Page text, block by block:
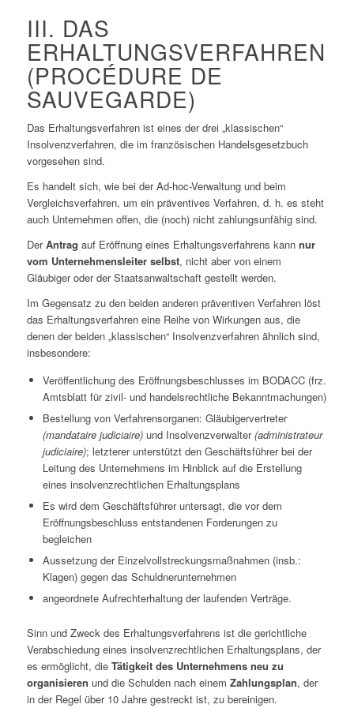
III. DAS
ERHALTUNGSVERFAHREN
(PROCÉDURE DE
SAUVEGARDE)
Das Erhaltungsverfahren ist eines der drei „klassischen“
Insolvenzverfahren, die im französischen Handelsgesetzbuch
vorgesehen sind.
Es handelt sich, wie bei der Ad-hoc-Verwaltung und beim
Vergleichsverfahren, um ein präventives Verfahren, d. h. es steht
auch Unternehmen offen, die (noch) nicht zahlungsunfähig sind.
DerAntrag auf Eröffnung eines Erhaltungsverfahrens kann nur
vom Unternehmensleiter selbst, nicht aber von einem
Gläubiger oder der Staatsanwaltschaft gestellt werden.
Im Gegensatz zu den beiden anderen präventiven Verfahren löst
das Erhaltungsverfahren eine Reihe von Wirkungen aus, die
denen der beiden „klassischen“ Insolvenzverfahren ähnlich sind,
insbesondere:
Veröffentlichung des Eröffnungsbeschlusses im BODACC (frz.
Amtsblatt für zivil- und handelsrechtliche Bekanntmachungen)
Bestellung von Verfahrensorganen: Gläubigervertreter
(mandataire judiciaire) und Insolvenzverwalter(administrateur
judiciaire); letzterer unterstützt den Geschäftsführer bei der
Leitung des Unternehmens im Hinblick auf die Erstellung
eines insolvenzrechtlichen Erhaltungsplans
Es wird dem Geschäftsführer untersagt, die vor dem
Eröffnungsbeschluss entstandenen Forderungen zu
begleichen
Aussetzung der Einzelvollstreckungsmaßnahmen (insb.:
Klagen) gegen das Schuldnerunternehmen
angeordnete Aufrechterhaltung der laufenden Verträge.
Sinn und Zweck des Erhaltungsverfahrens ist die gerichtliche
Verabschiedung eines insolvenzrechtlichen Erhaltungsplans, der
es ermöglicht, die Tätigkeit des Unternehmens neu zu
organisieren und die Schulden nach einem Zahlungsplan, der
in der Regel über 10 Jahre gestreckt ist, zu bereinigen.